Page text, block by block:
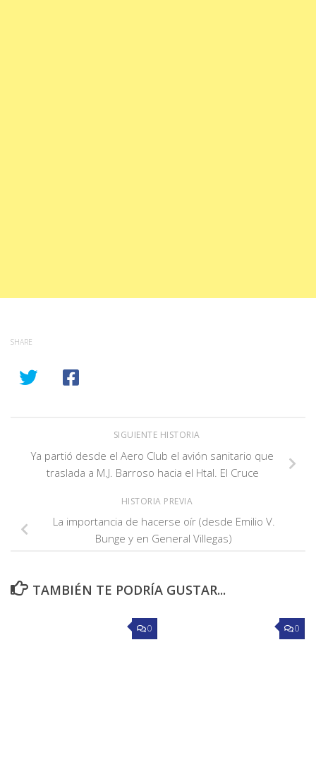
SHARE
SIGUIENTE HISTORIA
Ya partió desde el Aero Club el avión sanitario que
traslada a M.J. Barroso hacia el Htal. El Cruce
HISTORIA PREVIA
La importancia de hacerse oír (desde Emilio V.
Bunge y en General Villegas)
TAMBIÉN TE PODRÍA GUSTAR...
0 0